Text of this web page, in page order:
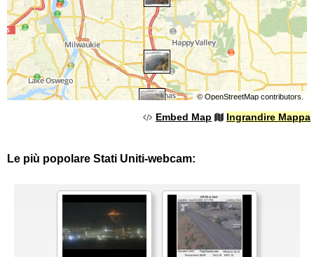
©OpenStreetMapcontributors.
Embed Map Ingrandire Mappa
Le più popolare Stati Uniti-webcam: